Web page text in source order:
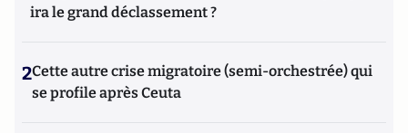
ira le grand déclassement ?
2Cette autre crise migratoire (semi-orchestrée) qui
se profile après Ceuta